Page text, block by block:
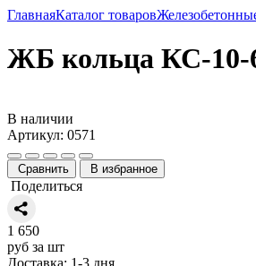
ГлавнаяКаталог товаров
ЖБ кольца КС-10-
В наличии
Артикул: 0571
Сравнить В избранное
Поделиться
1 650
руб за шт
Доставка: 1-3 дня